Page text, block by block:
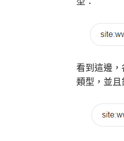
看到這邊
類型，並且